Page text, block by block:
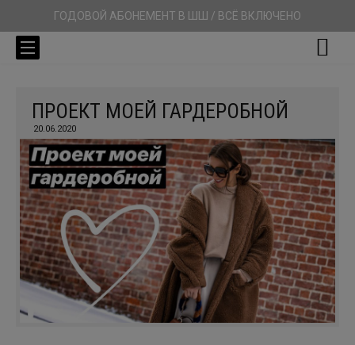
ГОДОВОЙ АБОНЕМЕНТ В ШШ / ВСЁ ВКЛЮЧЕНО
ПРОЕКТ МОЕЙ ГАРДЕРОБНОЙ
20.06.2020